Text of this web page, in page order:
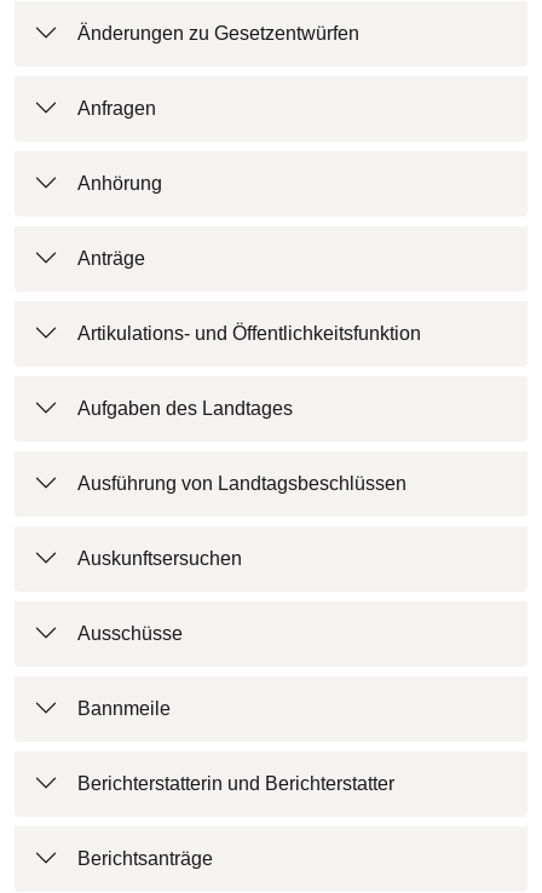
Änderungen zu Gesetzentwürfen
Anfragen
Anhörung
Anträge
Artikulations- und Öffentlichkeitsfunktion
Aufgaben des Landtages
Ausführung von Landtagsbeschlüssen
Auskunftsersuchen
Ausschüsse
Bannmeile
Berichterstatterin und Berichterstatter
Berichtsanträge